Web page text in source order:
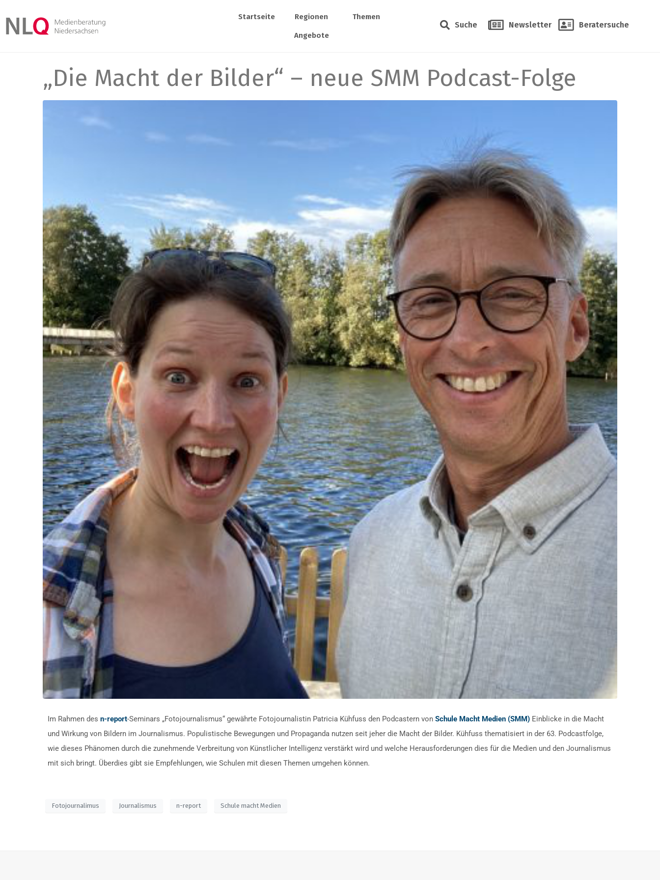
Startseite Regionen Themen
Angebote
Suche Newsletter Beratersuche
„Die Macht der Bilder“ – neue SMM Podcast-Folge
Im Rahmen desn-report-Seminars „Fotojournalismus“ gewährte Fotojournalistin Patricia Kühfuss den Podcastern vonSchule Macht Medien (SMM) Einblicke in die Macht
und Wirkung von Bildern im Journalismus. Populistische Bewegungen und Propaganda nutzen seit jeher die Macht der Bilder. Kühfuss thematisiert in der 63. Podcastfolge,
wie dieses Phänomen durch die zunehmende Verbreitung von Künstlicher Intelligenz verstärkt wird und welche Herausforderungen dies für die Medien und den Journalismus
mit sich bringt. Überdies gibt sie Empfehlungen, wie Schulen mit diesen Themen umgehen können.
Fotojournalimus Journalismus n-report Schule macht Medien